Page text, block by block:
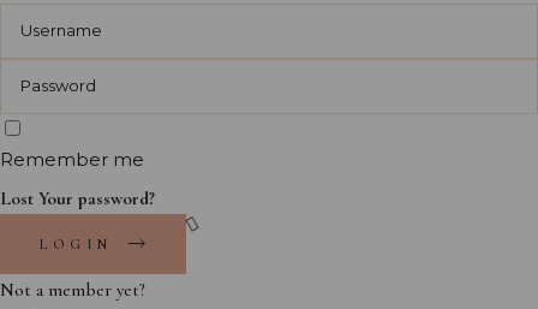
Remember me
Lost Your password?
LOGIN
Not a member yet?